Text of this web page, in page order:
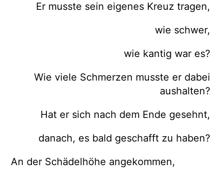
Er musste sein eigenes Kreuz tragen,
wie schwer,
wie kantig war es?
Wie viele Schmerzen musste er dabei
aushalten?
Hat er sich nach dem Ende gesehnt,
danach, es bald geschafft zu haben?
An der Schädelhöhe angekommen,